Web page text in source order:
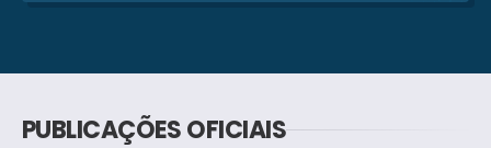
PUBLICAÇÕES OFICIAIS